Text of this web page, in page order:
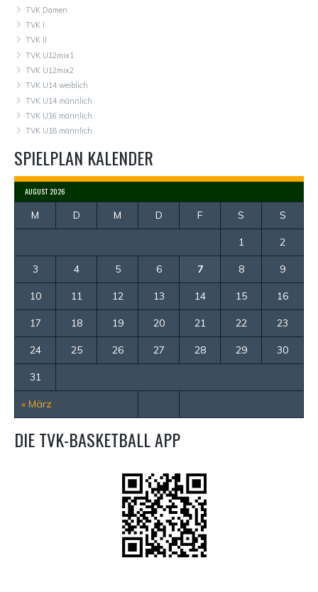
TVK Damen
TVK I
TVK II
TVK U12mix1
TVK U12mix2
TVK U14 weiblich
TVK U14 männlich
TVK U16 männlich
TVK U18 männlich
SPIELPLAN KALENDER
AUGUST 2026
M D M D F S S
« März
1 2
3 4 5 6 7 8 9
10 11 12 13 14 15 16
17 18 19 20 21 22 23
24 25 26 27 28 29 30
31
DIE TVK-BASKETBALL APP